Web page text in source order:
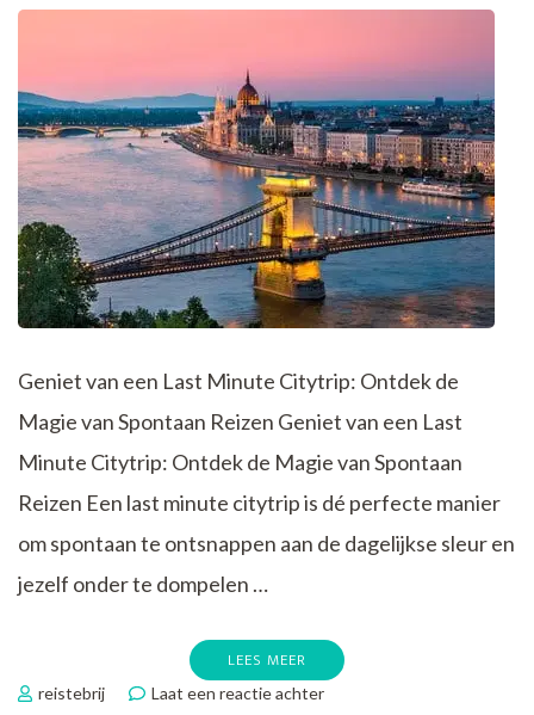
Jong
Oud
Geniet van een Last Minute Citytrip: Ontdek de
Magie van Spontaan Reizen Geniet van een Last
Minute Citytrip: Ontdek de Magie van Spontaan
Reizen Een last minute citytrip is dé perfecte manier
om spontaan te ontsnappen aan de dagelijkse sleur en
jezelf onder te dompelen …
LEES MEER
reistebrij Laat een reactie achterop